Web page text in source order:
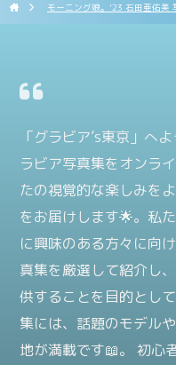
モーニング娘。’23 石田亜佑美
「グラビア’s東京」へ
ラビア写真集をオンラ
たの視覚的な楽しみを
をお届けします🌟。私
に興味のある方々に向
真集を厳選して紹介し
供することを目的とし
集には、話題のモデル
地が満載です📖。 初心